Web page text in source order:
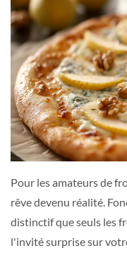
Pour les amateurs de
rêve devenu réalité.
distinctif que seuls les
l'invité surprise sur